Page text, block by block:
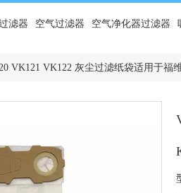
滤器 空气过滤器 空气净化器过滤器
VK121 VK122 灰尘过滤纸袋适用于福